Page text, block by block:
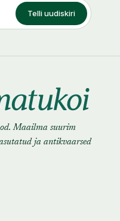
Telli uudiskiri
Maailma suurim
ja antikvaarsed